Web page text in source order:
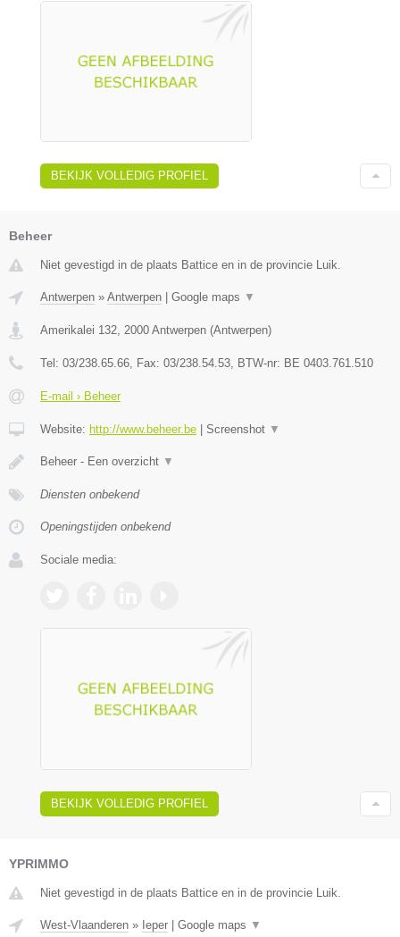
BEKIJK VOLLEDIG PROFIEL
Beheer
Niet gevestigd in de plaats Battice en in de provincie Luik.
Antwerpen » Antwerpen Google maps ▼
Amerikalei 132, 2000 Antwerpen (Antwerpen)
Tel: 03/238.65.66, Fax: 03/238.54.53, BTW-nr: BE 0403.761.510
E-mail › Beheer
Website: http://www.beheer.be Screenshot ▼
Beheer - Een overzicht ▼
Diensten onbekend
Openingstijden onbekend
Sociale media:
BEKIJK VOLLEDIG PROFIEL
YPRIMMO
Niet gevestigd in de plaats Battice en in de provincie Luik.
West-Vlaanderen » Ieper Google maps ▼